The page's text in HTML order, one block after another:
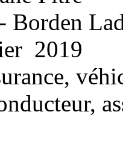
Borden
2019